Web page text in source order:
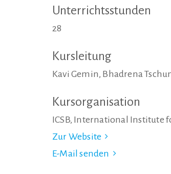
Unterrichtsstunden
28
Kursleitung
Kavi Gemin, Bhadrena
Kursorganisation
ICSB, International Institute
Zur Website
E-Mail senden